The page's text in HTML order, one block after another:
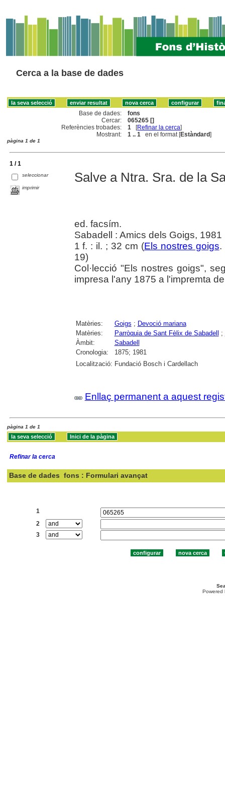
Cerca a la base de dades
Base de dades:
fons
Cercar:
065265 []
Referències trobades:
1 [Refinar la cerca]
Mostrant:
1 .. 1 en el format [Estàndard]
pàgina 1 de 1
1 / 1
seleccionar
imprimir
Salve a Ntra. Sra. de la
ed. facsím.
Sabadell : Amics dels Goigs, 1981
1 f. : il. ; 32 cm (Els nostres goigs.
19)
Col·lecció "Els nostres goigs",
impresa l'any 1875 a l'impremta
Matèries: Goigs ; Devoció mariana
Matèries:
Parròquia de Sant Fèlix de Sabadell ;
Àmbit:
Sabadell
Cronologia:
1875; 1981
Localització: Fundació Bosch i Cardellach
Enllaç permanent a aquest
pàgina 1 de 1
Refinar la cerca
Base de dades fons : Formulari avançat
1
2
3